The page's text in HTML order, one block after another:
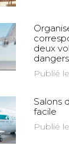
deux
dangers
Publié
Salons
facile
Publié